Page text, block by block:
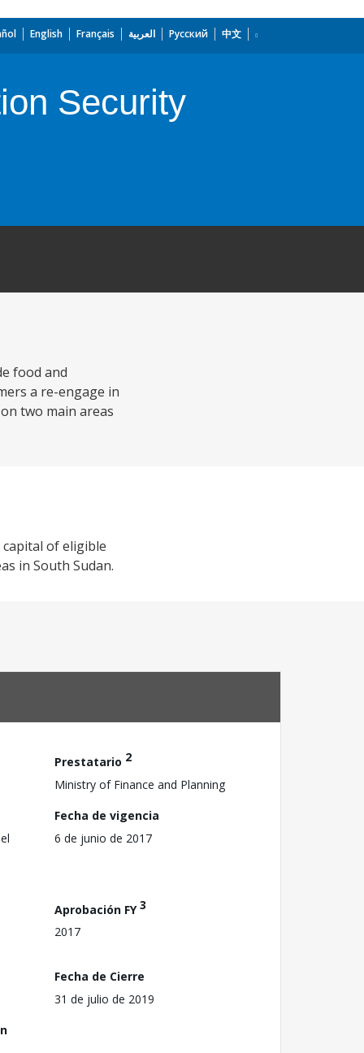
English Français العربية Русский 中文
Security
food and
a re-engage in
two main areas
of eligible
in South Sudan.
Prestatario 2
Ministry of Finance and Planning
Fecha de vigencia
6 de junio de 2017
Aprobación FY3
2017
Fecha de Cierre
31 de julio de 2019